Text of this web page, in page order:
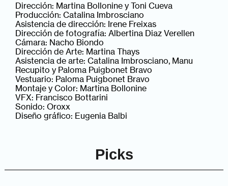
Dirección: Martina Bollonine y Toni Cueva
Producción: Catalina Imbrosciano
Asistencia de dirección: Irene Freixas
Dirección de fotografía: Albertina Diaz Verellen
Cámara: Nacho Biondo
Dirección de Arte: Martina Thays
Asistencia de arte: Catalina Imbrosciano, Manu
Recupito y Paloma Puigbonet Bravo
Vestuario: Paloma Puigbonet Bravo
Montaje y Color: Martina Bollonine
VFX: Francisco Bottarini
Sonido: Oroxx
Diseño gráfico: Eugenia Balbi
Picks